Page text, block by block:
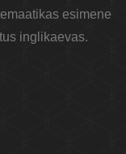
esimene
inglikaevas.